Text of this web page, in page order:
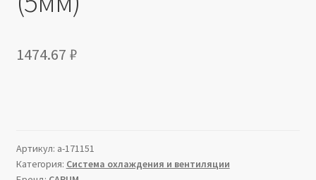
1474.67 ₽
Артикул: a-171151
Категория: Система охлаждения и вентиляции